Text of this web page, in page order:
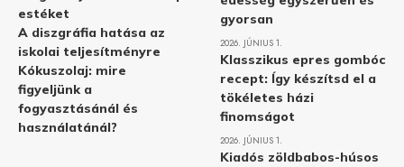
estéket
A diszgráfia hatása az
iskolai teljesítményre
Kókuszolaj: mire
figyeljünk a
fogyasztásánál és
használatánál?
gyorsan
2026. JÚNIUS 1.
Klasszikus epres gombóc
recept: Így készítsd el a
tökéletes házi
finomságot
2026. JÚNIUS 1.
Kiadós zöldbabos-húsos